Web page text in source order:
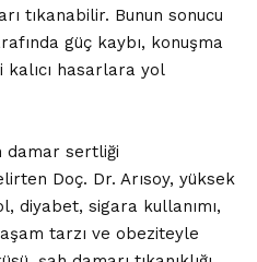
tıkanabilir. Bunun sonucu
güç kaybı, konuşma
hasarlara yol
damar sertliği
Doç. Dr. Arısoy, yüksek
diyabet, sigara kullanımı,
tarzı ve obeziteyle